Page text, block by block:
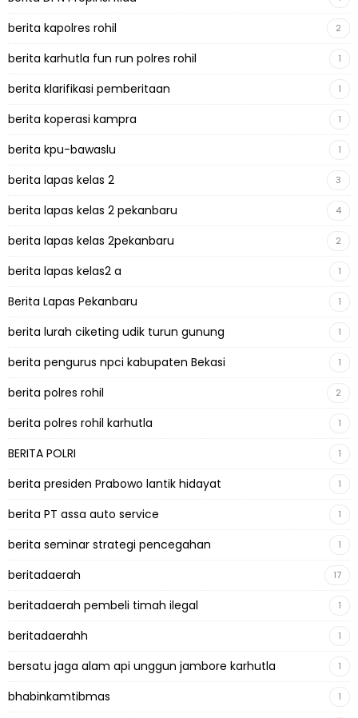
berita kapolres rohil 2
berita karhutla fun run polres rohil 1
berita klarifikasi pemberitaan 1
berita koperasi kampra 1
berita kpu-bawaslu 1
berita lapas kelas 2 3
berita lapas kelas 2 pekanbaru 4
berita lapas kelas 2pekanbaru 2
berita lapas kelas2 a 1
Berita Lapas Pekanbaru 1
berita lurah ciketing udik turun gunung 1
berita pengurus npci kabupaten Bekasi 1
berita polres rohil 2
berita polres rohil karhutla 1
BERITA POLRI 1
berita presiden Prabowo lantik hidayat 1
berita PT assa auto service 1
berita seminar strategi pencegahan 1
beritadaerah 17
beritadaerah pembeli timah ilegal 1
beritadaerahh 1
bersatu jaga alam api unggun jambore karhutla 1
bhabinkamtibmas 1